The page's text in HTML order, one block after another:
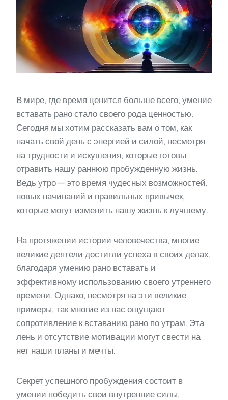
В мире, где время ценится больше всего, умение
вставать рано стало своего рода ценностью.
Сегодня мы хотим рассказать вам о том, как
начать свой день с энергией и силой, несмотря
на трудности и искушения, которые готовы
отравить нашу раннюю пробужденную жизнь.
Ведь утро — это время чудесных возможностей,
новых начинаний и правильных привычек,
которые могут изменить нашу жизнь к лучшему.
На протяжении истории человечества, многие
великие деятели достигли успеха в своих делах,
благодаря умению рано вставать и
эффективному использованию своего утреннего
времени. Однако, несмотря на эти великие
примеры, так многие из нас ощущают
сопротивление к вставанию рано по утрам. Эта
лень и отсутствие мотивации могут свести на
нет наши планы и мечты.
Секрет успешного пробуждения состоит в
умении победить свои внутренние силы,